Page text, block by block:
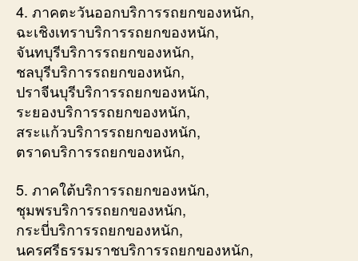
4. ภาคตะวันออกบริการรถยกของหนัก,
ฉะเชิงเทราบริการรถยกของหนัก,
จันทบุรีบริการรถยกของหนัก,
ชลบุรีบริการรถยกของหนัก,
ปราจีนบุรีบริการรถยกของหนัก,
ระยองบริการรถยกของหนัก,
สระแก้วบริการรถยกของหนัก,
ตราดบริการรถยกของหนัก,
5. ภาคใต้บริการรถยกของหนัก,
ชุมพรบริการรถยกของหนัก,
กระบี่บริการรถยกของหนัก,
นครศรีธรรมราชบริการรถยกของหนัก,